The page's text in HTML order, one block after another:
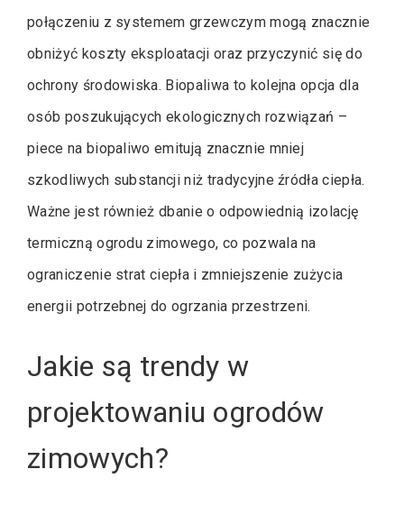
połączeniu z systemem grzewczym mogą znacznie
obniżyć koszty eksploatacji oraz przyczynić się do
ochrony środowiska. Biopaliwa to kolejna opcja dla
osób poszukujących ekologicznych rozwiązań –
piece na biopaliwo emitują znacznie mniej
szkodliwych substancji niż tradycyjne źródła ciepła.
Ważne jest również dbanie o odpowiednią izolację
termiczną ogrodu zimowego, co pozwala na
ograniczenie strat ciepła i zmniejszenie zużycia
energii potrzebnej do ogrzania przestrzeni.
Jakie są trendy w
projektowaniu ogrodów
zimowych?